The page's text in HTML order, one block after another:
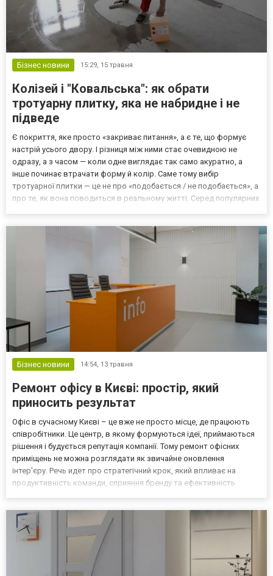
Бізнес новини 15:29, 15 травня
Колізей і "Ковальська": як обрати
тротуарну плитку, яка не набридне і не
підведе
Є покриття, яке просто «закриває питання», а є те, що формує
настрій усього двору. І різниця між ними стає очевидною не
одразу, а з часом — коли одне виглядає так само акуратно, а
інше починає втрачати форму й колір. Саме тому вибір
тротуарної плитки — це не про «подобається / не подобається», а
про те, як вона поводиться в реальному житті. Серед популярних
Бізнес новини 14:54, 13 травня
Ремонт офісу в Києві: простір, який
приносить результат
Офіс в сучасному Києві – це вже не просто місце, де працюють
співробітники. Це центр, в якому формуються ідеї, приймаються
рішення і будується репутація компанії. Тому ремонт офісних
приміщень не можна розглядати як звичайне оновлення
інтер'єру. Речь идет про стратегічний крок, який впливає на
продуктивність команди, сприяння бренду та ефективність